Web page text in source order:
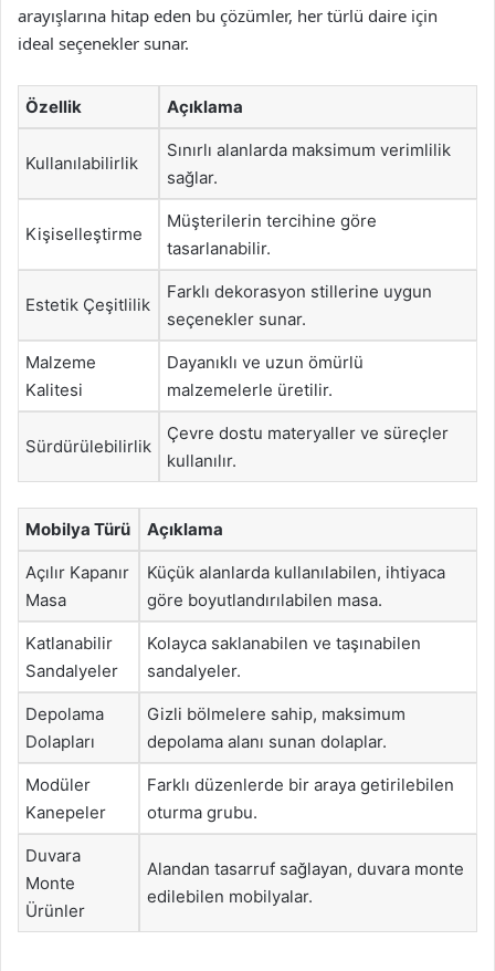
arayışlarına hitap eden bu çözümler, her türlü daire için
ideal seçenekler sunar.
Özellik Açıklama
Kullanılabilirlik
Sınırlı alanlarda maksimum verimlilik
sağlar.
Kişiselleştirme
Müşterilerin tercihine göre
tasarlanabilir.
Estetik Çeşitlilik
Farklı dekorasyon stillerine uygun
seçenekler sunar.
Malzeme
Kalitesi
Dayanıklı ve uzun ömürlü
malzemelerle üretilir.
Sürdürülebilirlik
Çevre dostu materyaller ve süreçler
kullanılır.
Mobilya Türü Açıklama
Açılır Kapanır
Masa
Küçük alanlarda kullanılabilen, ihtiyaca
göre boyutlandırılabilen masa.
Katlanabilir
Sandalyeler
Kolayca saklanabilen ve taşınabilen
sandalyeler.
Depolama
Dolapları
Gizli bölmelere sahip, maksimum
depolama alanı sunan dolaplar.
Modüler
Kanepeler
Farklı düzenlerde bir araya getirilebilen
oturma grubu.
Duvara
Monte
Ürünler
Alandan tasarruf sağlayan, duvara monte
edilebilen mobilyalar.